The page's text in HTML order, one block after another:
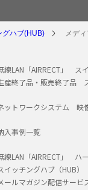
グハブ(HUB) メデ
線LAN「AIRRECT」 ス
産終了品・販売終了品
ットワークシステム 映
入事例一覧
線LAN「AIRRECT」 ハ
イッチングハブ（HUB）
ールマガジン配信サービ